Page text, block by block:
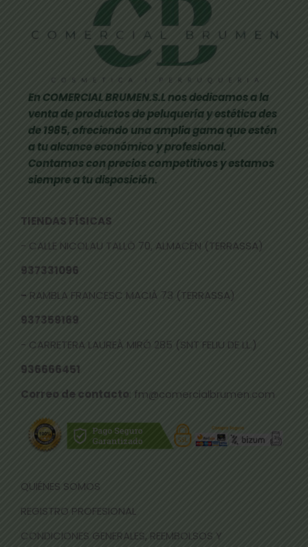
En COMERCIAL BRUMEN.S.L nos dedicamos a la
venta de productos de peluquería y estética des
de 1985, ofreciendo una amplia gama que estén
a tu alcance económico y profesional.
Contamos con precios competitivos y estamos
siempre a tu disposición.
TIENDAS FÍSICAS
- CALLE NICOLAU TALLÓ 70, ALMACÉN (TERRASSA)
937331096
- RAMBLA FRANCESC MACIÀ 73 (TERRASSA)
937359169
- CARRETERA LAUREÀ MIRÓ 285 (SNT FELIU DE LL.)
936666451
Correo de contacto: fm@comercialbrumen.com
QUIÉNES SOMOS
REGISTRO PROFESIONAL
CONDICIONES GENERALES, REEMBOLSOS Y